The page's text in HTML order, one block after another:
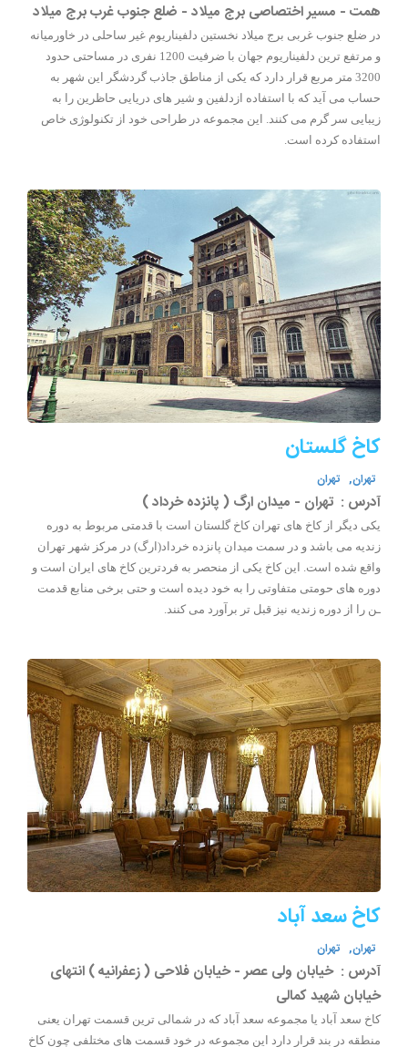
همت - مسیر اختصاصی برج میلاد - ضلع جنوب غرب برج میلاد
در ضلع جنوب غربی برج میلاد نخستین دلفیناریوم غیر ساحلی در خاورمیانه
و مرتفع ترین دلفیناریوم جهان با ضرفیت 1200 نفری در مساحتی حدود
3200 متر مربع قرار دارد که یکی از مناطق جاذب گردشگر این شهر به
حساب می آید که با استفاده ازدلفین و شیر های دریایی حاظرین را به
زیبایی سر گرم می کنند. این مجموعه در طراحی خود از تکنولوژی خاص
استفاده کرده است.
کاخ گلستان
تهران, تهران
آدرس : تهران - میدان ارگ ( پانزده خرداد )
یکی دیگر از کاخ های تهران کاخ گلستان است با قدمتی مربوط به دوره
زندیه می باشد و در سمت میدان پانزده خرداد(ارگ) در مرکز شهر تهران
واقع شده است. این کاخ یکی از منحصر به فردترین کاخ های ایران است و
دوره های حومتی متفاوتی را به خود دیده است و حتی برخی منابع قدمت
ـن را از دوره زندیه نیز قبل تر برآورد می کنند.
کاخ سعد آباد
تهران, تهران
آدرس :خیابان ولی عصر - خیابان فلاحی ( زعفرانیه ) انتهای
خیابان شهید کمالی
کاخ سعد آباد یا مجموعه سعد آباد که در شمالی ترین قسمت تهران یعنی
منطقه در بند قرار دارد این مجموعه در خود قسمت های مختلفی چون کاخ